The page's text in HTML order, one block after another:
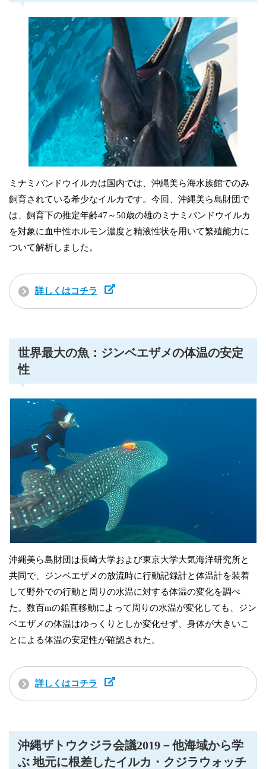
ミナミバンドウイルカは国内では、沖縄美ら海水族館でのみ
飼育されている希少なイルカです。今回、沖縄美ら島財団で
は、飼育下の推定年齢47～50歳の雄のミナミバンドウイルカ
を対象に血中性ホルモン濃度と精液性状を用いて繁殖能力に
ついて解析しました。
詳しくはコチラ
世界最大の魚：ジンベエザメの体温の安定
性
沖縄美ら島財団は長崎大学および東京大学大気海洋研究所と
共同で、ジンベエザメの放流時に行動記録計と体温計を装着
して野外での行動と周りの水温に対する体温の変化を調べ
た。数百mの鉛直移動によって周りの水温が変化しても、ジン
ベエザメの体温はゆっくりとしか変化せず、身体が大きいこ
とによる体温の安定性が確認された。
詳しくはコチラ
沖縄ザトウクジラ会議2019－他海域から学
ぶ 地元に根差したイルカ・クジラウォッチ